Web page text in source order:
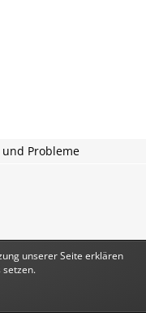
und Probleme
Suite™
unserer Seite erklären
setzen.